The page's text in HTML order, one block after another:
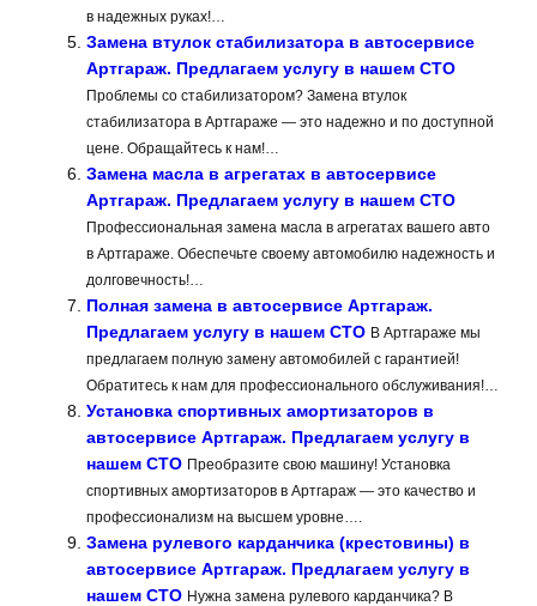
в надежных руках!…
Замена втулок стабилизатора в автосервисе
Артгараж. Предлагаем услугу в нашем СТО
Проблемы со стабилизатором? Замена втулок
стабилизатора в Артгараже — это надежно и по доступной
цене. Обращайтесь к нам!…
Замена масла в агрегатах в автосервисе
Артгараж. Предлагаем услугу в нашем СТО
Профессиональная замена масла в агрегатах вашего авто
в Артгараже. Обеспечьте своему автомобилю надежность и
долговечность!…
Полная замена в автосервисе Артгараж.
Предлагаем услугу в нашем СТО В Артгараже мы
предлагаем полную замену автомобилей с гарантией!
Обратитесь к нам для профессионального обслуживания!…
Установка спортивных амортизаторов в
автосервисе Артгараж. Предлагаем услугу в
нашем СТО Преобразите свою машину! Установка
спортивных амортизаторов в Артгараж — это качество и
профессионализм на высшем уровне….
Замена рулевого карданчика (крестовины) в
автосервисе Артгараж. Предлагаем услугу в
нашем СТО Нужна замена рулевого карданчика? В